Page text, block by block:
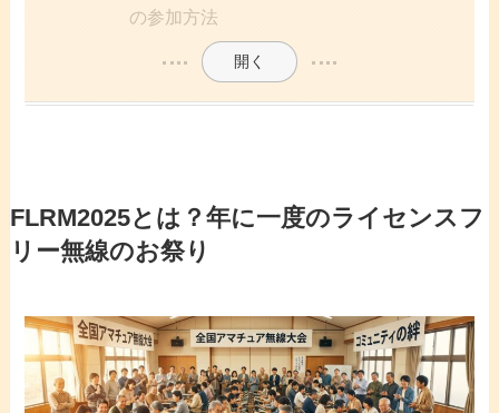
の参加方法
開く
FLRM2025とは？年に一度のライセンスフ
リー無線のお祭り